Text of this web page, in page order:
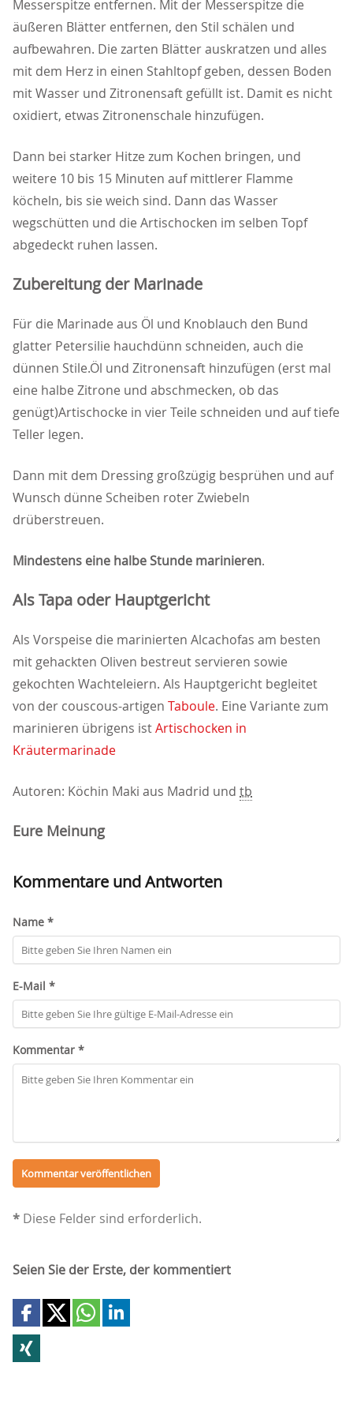
Messerspitze entfernen. Mit der Messerspitze die
äußeren Blätter entfernen, den Stil schälen und
aufbewahren. Die zarten Blätter auskratzen und alles
mit dem Herz in einen Stahltopf geben, dessen Boden
mit Wasser und Zitronensaft gefüllt ist. Damit es nicht
oxidiert, etwas Zitronenschale hinzufügen.
Dann bei starker Hitze zum Kochen bringen, und
weitere 10 bis 15 Minuten auf mittlerer Flamme
köcheln, bis sie weich sind. Dann das Wasser
wegschütten und die Artischocken im selben Topf
abgedeckt ruhen lassen.
Zubereitung der Marinade
Für die Marinade aus Öl und Knoblauch den Bund
glatter Petersilie hauchdünn schneiden, auch die
dünnen Stile.Öl und Zitronensaft hinzufügen (erst mal
eine halbe Zitrone und abschmecken, ob das
genügt)Artischocke in vier Teile schneiden und auf tiefe
Teller legen.
Dann mit dem Dressing großzügig besprühen und auf
Wunsch dünne Scheiben roter Zwiebeln
drüberstreuen.
Mindestens eine halbe Stunde marinieren.
Als Tapa oder Hauptgericht
Als Vorspeise die marinierten Alcachofas am besten
mit gehackten Oliven bestreut servieren sowie
gekochten Wachteleiern. Als Hauptgericht begleitet
von der couscous-artigen Taboule. Eine Variante zum
marinieren übrigens istArtischocken in
Kräutermarinade
Autoren: Köchin Maki aus Madrid und tb
Eure Meinung
Kommentare und Antworten
Name *
E-Mail *
Kommentar *
* Diese Felder sind erforderlich.
Seien Sie der Erste, der kommentiert